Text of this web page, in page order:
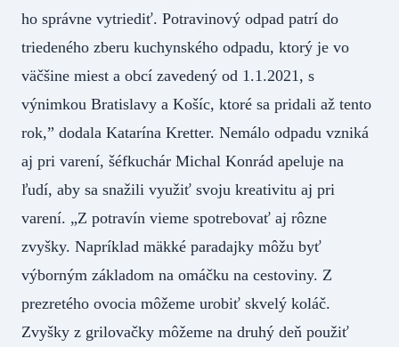
ho správne vytriediť. Potravinový odpad patrí do
triedeného zberu kuchynského odpadu, ktorý je vo
väčšine miest a obcí zavedený od 1.1.2021, s
výnimkou Bratislavy a Košíc, ktoré sa pridali až tento
rok,” dodala Katarína Kretter. Nemálo odpadu vzniká
aj pri varení, šéfkuchár Michal Konrád apeluje na
ľudí, aby sa snažili využiť svoju kreativitu aj pri
varení. „Z potravín vieme spotrebovať aj rôzne
zvyšky. Napríklad mäkké paradajky môžu byť
výborným základom na omáčku na cestoviny. Z
prezretého ovocia môžeme urobiť skvelý koláč.
Zvyšky z grilovačky môžeme na druhý deň použiť